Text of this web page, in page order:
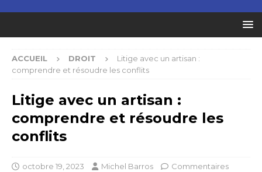
ACCUEIL DROIT
Litige avec un artisan :
comprendre et résoudre les conflits
Litige avec un artisan :
comprendre et résoudre les
conflits
octobre 19, 2023 Michel Barros
Commentaires